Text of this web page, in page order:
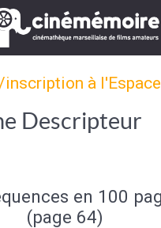
inscription à
Descripteur
en 100
(page 64)